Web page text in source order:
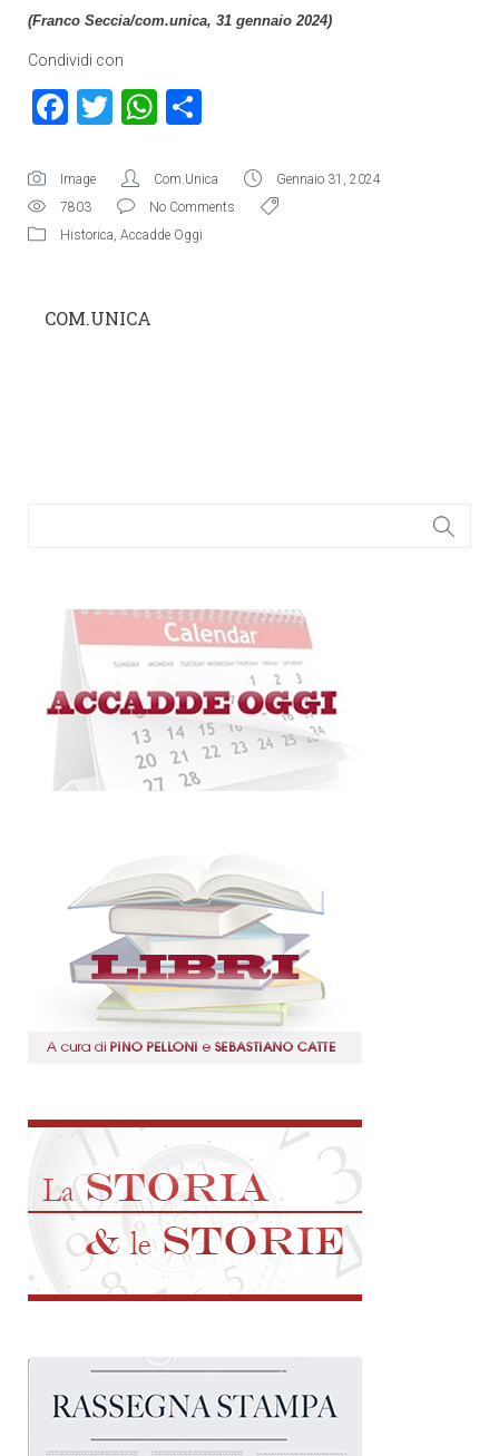
(Franco Seccia/com.unica, 31 gennaio 2024)
Condividi con
Facebook
TwitterWhatsApp
Image Com.Unica
Gennaio 31, 2024
7803
No Comments
Historica, Accadde Oggi
COM.UNICA